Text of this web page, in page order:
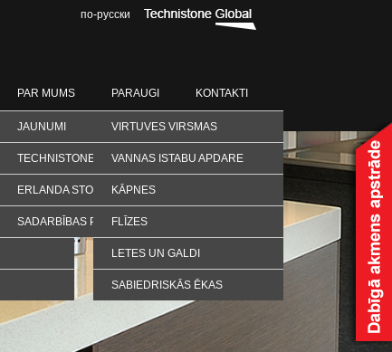
по-русски
PAR MUMS
JAUNUMI
TECHNISTONE
ERLANDA STONE
SADARBĪBAS PARTNERI
PARAUGI
VIRTUVES VIRSMAS
VANNAS ISTABU APDARE
KĀPNES
FLĪZES
LETES UN GALDI
SABIEDRISKĀS ĒKAS
KONTAKTI